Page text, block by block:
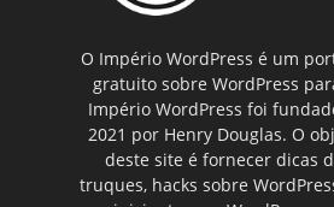
O Império WordPress é um
gratuito sobre WordPress
Império WordPress foi
2021 por Henry Douglas. O
deste site é fornecer dicas
truques, hacks sobre